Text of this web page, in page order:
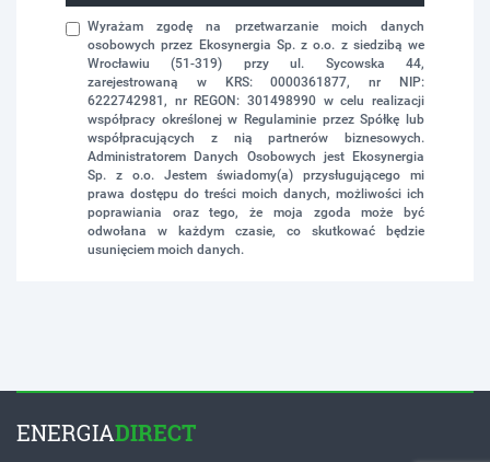
Wyrażam zgodę na przetwarzanie moich danych
osobowych przez Ekosynergia Sp. z o.o. z siedzibą we
Wrocławiu (51-319) przy ul. Sycowska 44,
zarejestrowaną w KRS: 0000361877, nr NIP:
6222742981, nr REGON: 301498990 w celu realizacji
współpracy określonej w Regulaminie przez Spółkę lub
współpracujących z nią partnerów biznesowych.
Administratorem Danych Osobowych jest Ekosynergia
Sp. z o.o. Jestem świadomy(a) przysługującego mi
prawa dostępu do treści moich danych, możliwości ich
poprawiania oraz tego, że moja zgoda może być
odwołana w każdym czasie, co skutkować będzie
usunięciem moich danych.
ENERGIADIRECT